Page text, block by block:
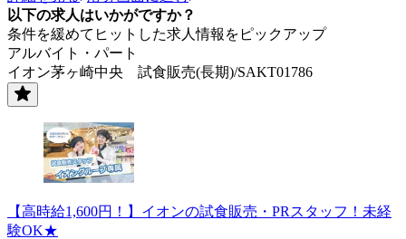
以下の求人はいかがですか？
条件を緩めてヒットした求人情報をピックアップ
アルバイト・パート
イオン茅ヶ崎中央 試食販売(長期)/SAKT01786
【高時給1,600円！】イオンの試食販売・PRスタッフ！未経
験OK★